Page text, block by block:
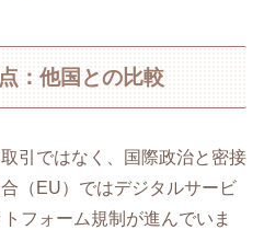
：他国との比較
引ではなく、国際政治と密接
（EU）ではデジタルサービ
フォーム規制が進んでいま